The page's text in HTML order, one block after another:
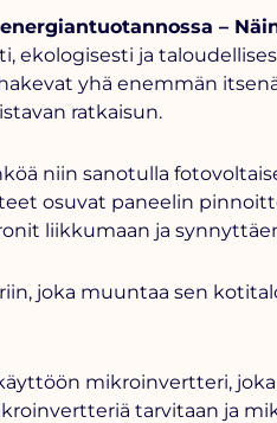
–
ekologisesti ja
yhä enemmän
ratkaisun.
niin sanotulla
osuvat paneelin
liikkumaan ja
joka muuntaa sen
mikroinvertteri,
tarvitaan ja